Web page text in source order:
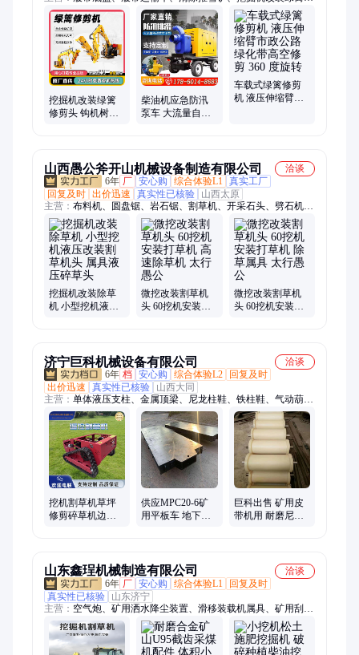
剪头、清除推雪滚、融雪撒布撒盐机、马路吹风机、护栏清洗
机、绿篱修剪机、蜘蛛吊车、固定式抓钢木机、履带叉车、清淤
机器人
挖掘机改装绿篱
修剪头 钩机树枝
柴油机应急防汛
泵车 大流量自吸
车载式绿篱修剪
机 液压伸缩臂市
山西愚公斧开山机械设备制造有限公司
洽谈
6年 厂 安心购 综合体验L1 真实工厂
回复及时 出价迅速 真实性已核验
山西太原
主营： 布料机、圆盘锯、岩石锯、割草机、开采石头、劈石机、
破裂机、修剪机、伸缩臂、劈裂机、撑裂机、混凝土、膨胀机、
低开石、截桩机、石分裂、机器石、破桩机、分裂机、隧道掘
进、硬度岩石、桩破除机、放炮开山、分裂设备、自动设备
挖掘机改装除草
机 小型挖机液压
微挖改装割草机
头 60挖机安装打
微挖改装割草机
头 60挖机安装打
济宁巨科机械设备有限公司
洽谈
6年 档 安心购 综合体验L2
回复及时
出价迅速
真实性已核验
山西大同
主营： 单体液压支柱、金属顶梁、尼龙柱鞋、铁柱鞋、气动葫
芦、除铁器、防跑车装置、玻璃钢支柱、锚杆、U型钢支架、隔
爆水袋、电缆挂钩、道岔、马丽散、无压风门、防水密闭门、避
难硐室门、防火栅栏门、风筒、圆环链、三环链、连接环、阻车
器、矿车、平板车
挖机割草机草坪
修剪碎草机边坡
供应MPC20-6矿
用平板车 地下巷
巨科出售 矿用皮
带机用 耐磨尼龙
山东鑫珵机械制造有限公司
洽谈
6年 厂 安心购 综合体验L1
回复及时
真实性已核验
山东济宁
主营： 空气炮、矿用洒水降尘装置、滑移装载机属具、矿用刮板
机配件、洒水喷枪、矿山设备配件